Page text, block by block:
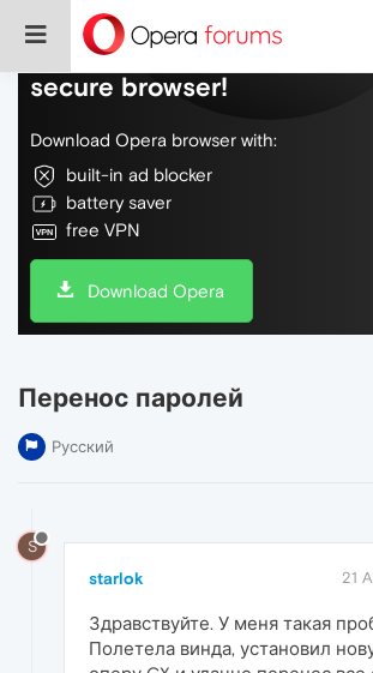
Do more on the web, with a
secure browser!
Download Opera browser with:
built-in ad blocker
battery saver
free VPN
Download Opera
Перенос паролей
Русский
S
starlok 21
Здравствуйте. У меня такая
Полетела винда, установил